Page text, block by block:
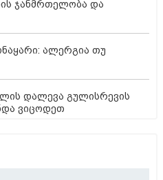
ჯანმრთელობა და
ალერგია თუ
დალევა გულისრევის
ვიცოდეთ